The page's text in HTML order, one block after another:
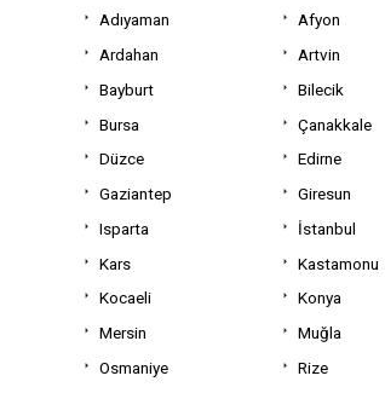
Adıyaman Afyon
Ardahan Artvin
Bayburt Bilecik
Bursa Çanakkale
Düzce Edirne
Gaziantep Giresun
Isparta İstanbul
Kars Kastamonu
Kocaeli Konya
Mersin Muğla
Osmaniye Rize